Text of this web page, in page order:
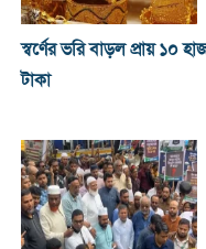
স্বর্ণের ভরি বাড়ল প্রায় ১০
টাকা